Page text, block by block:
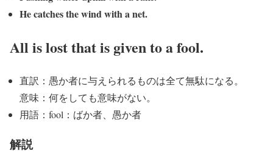
He catches the wind with a net.
All is lost that is given to a fool.
直訳：愚か者に与えられるものは全て無駄になる。
意味：何をしても意味がない。
用語：fool：ばか者、愚か者
解説